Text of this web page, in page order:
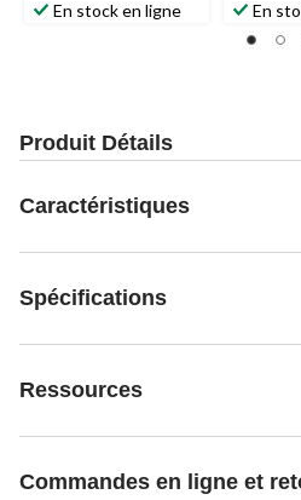
En stock en ligne En
Produit Détails
Caractéristiques
Spécifications
Ressources
Commandes en ligne et